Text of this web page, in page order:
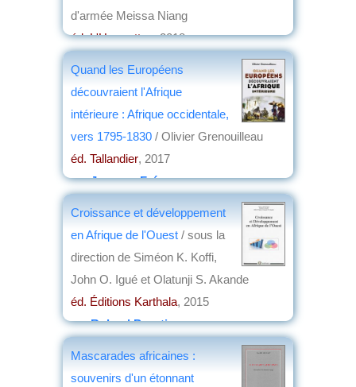
d'armée Meissa Niang
éd. L'Harmattan, 2018
Quand les Européens
découvraient l'Afrique
intérieure : Afrique occidentale,
vers 1795-1830 / Olivier Grenouilleau
éd. Tallandier, 2017
parJacques Frémeaux
Croissance et développement
en Afrique de l'Ouest / sous la
direction de Siméon K. Koffi,
John O. Igué et Olatunji S. Akande
éd. Éditions Karthala, 2015
parRoland Pourtier
Mascarades africaines :
souvenirs d'un étonnant